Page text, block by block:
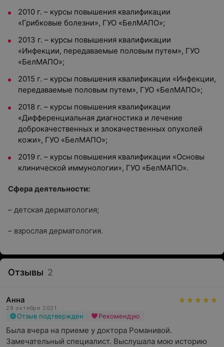
2010 г. – курсы повышения квалификации
«Грибковые болезни», ГУО «БелМАПО»;
2013 г. – курсы повышения квалификации
«Инфекции, передаваемые половым путем», ГУО
«БелМАПО»;
2015 г. – курсы повышения квалификации «Инфекции,
передаваемые половым путем», ГУО «БелМАПО»;
2018 г. – курсы повышения квалификации
«Дифференциальная диагностика и лечение
доброкачественных и злокачественных опухолей
кожи», ГУО «БелМАПО»;
2019 г. – курсы повышения квалификации «Основы
клинической иммунологии», ГУО «БелМАПО».
Сфера деятельности:
– детская дерматология;
– взрослая дерматология.
Отзывы 2
Анна
29 октября 2021
Отзыв подтвержден Рекомендую
Была вчера на приеме у доктора Романивой.
Замечательный специалист. Выслушала мою историю